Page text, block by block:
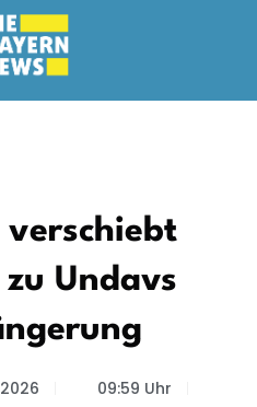
Undavs
09:59 Uhr